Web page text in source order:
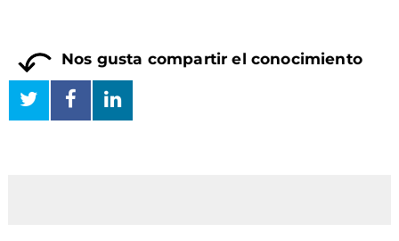
Nos gusta compartir el conocimiento